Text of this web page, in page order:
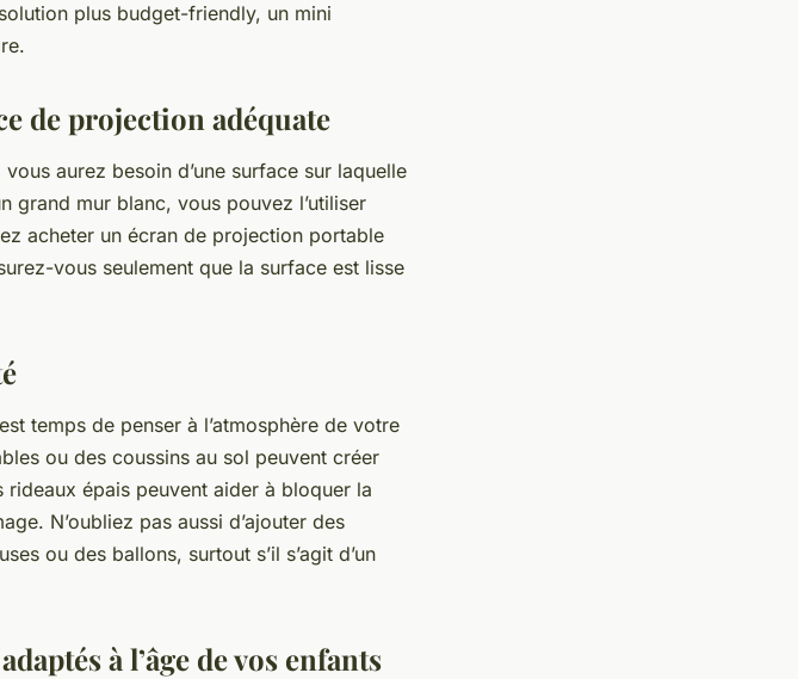
plus budget-friendly, un mini
de projection adéquate
aurez besoin d’une surface sur laquelle
grand mur blanc, vous pouvez l’utiliser
acheter un écran de projection portable
vous seulement que la surface est lisse
temps de penser à l’atmosphère de votre
ou des coussins au sol peuvent créer
rideaux épais peuvent aider à bloquer la
N’oubliez pas aussi d’ajouter des
ou des ballons, surtout s’il s’agit d’un
à l’âge de vos enfants